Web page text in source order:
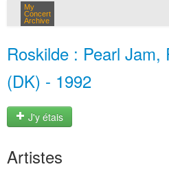
My
Concert
Archive
Roskilde : Pearl Jam,
(DK) - 1992
J'y étais
Artistes